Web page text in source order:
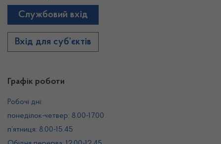
Графік роботи
Робочі дні:
понеділок-четвер: 8.00-17.00
п’ятниця: 8.00-15.45
Службовий вхід
Вхід для суб’єктів